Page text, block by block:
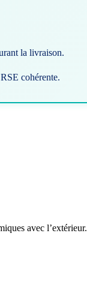
la livraison.
cohérente.
avec l’extérieur.